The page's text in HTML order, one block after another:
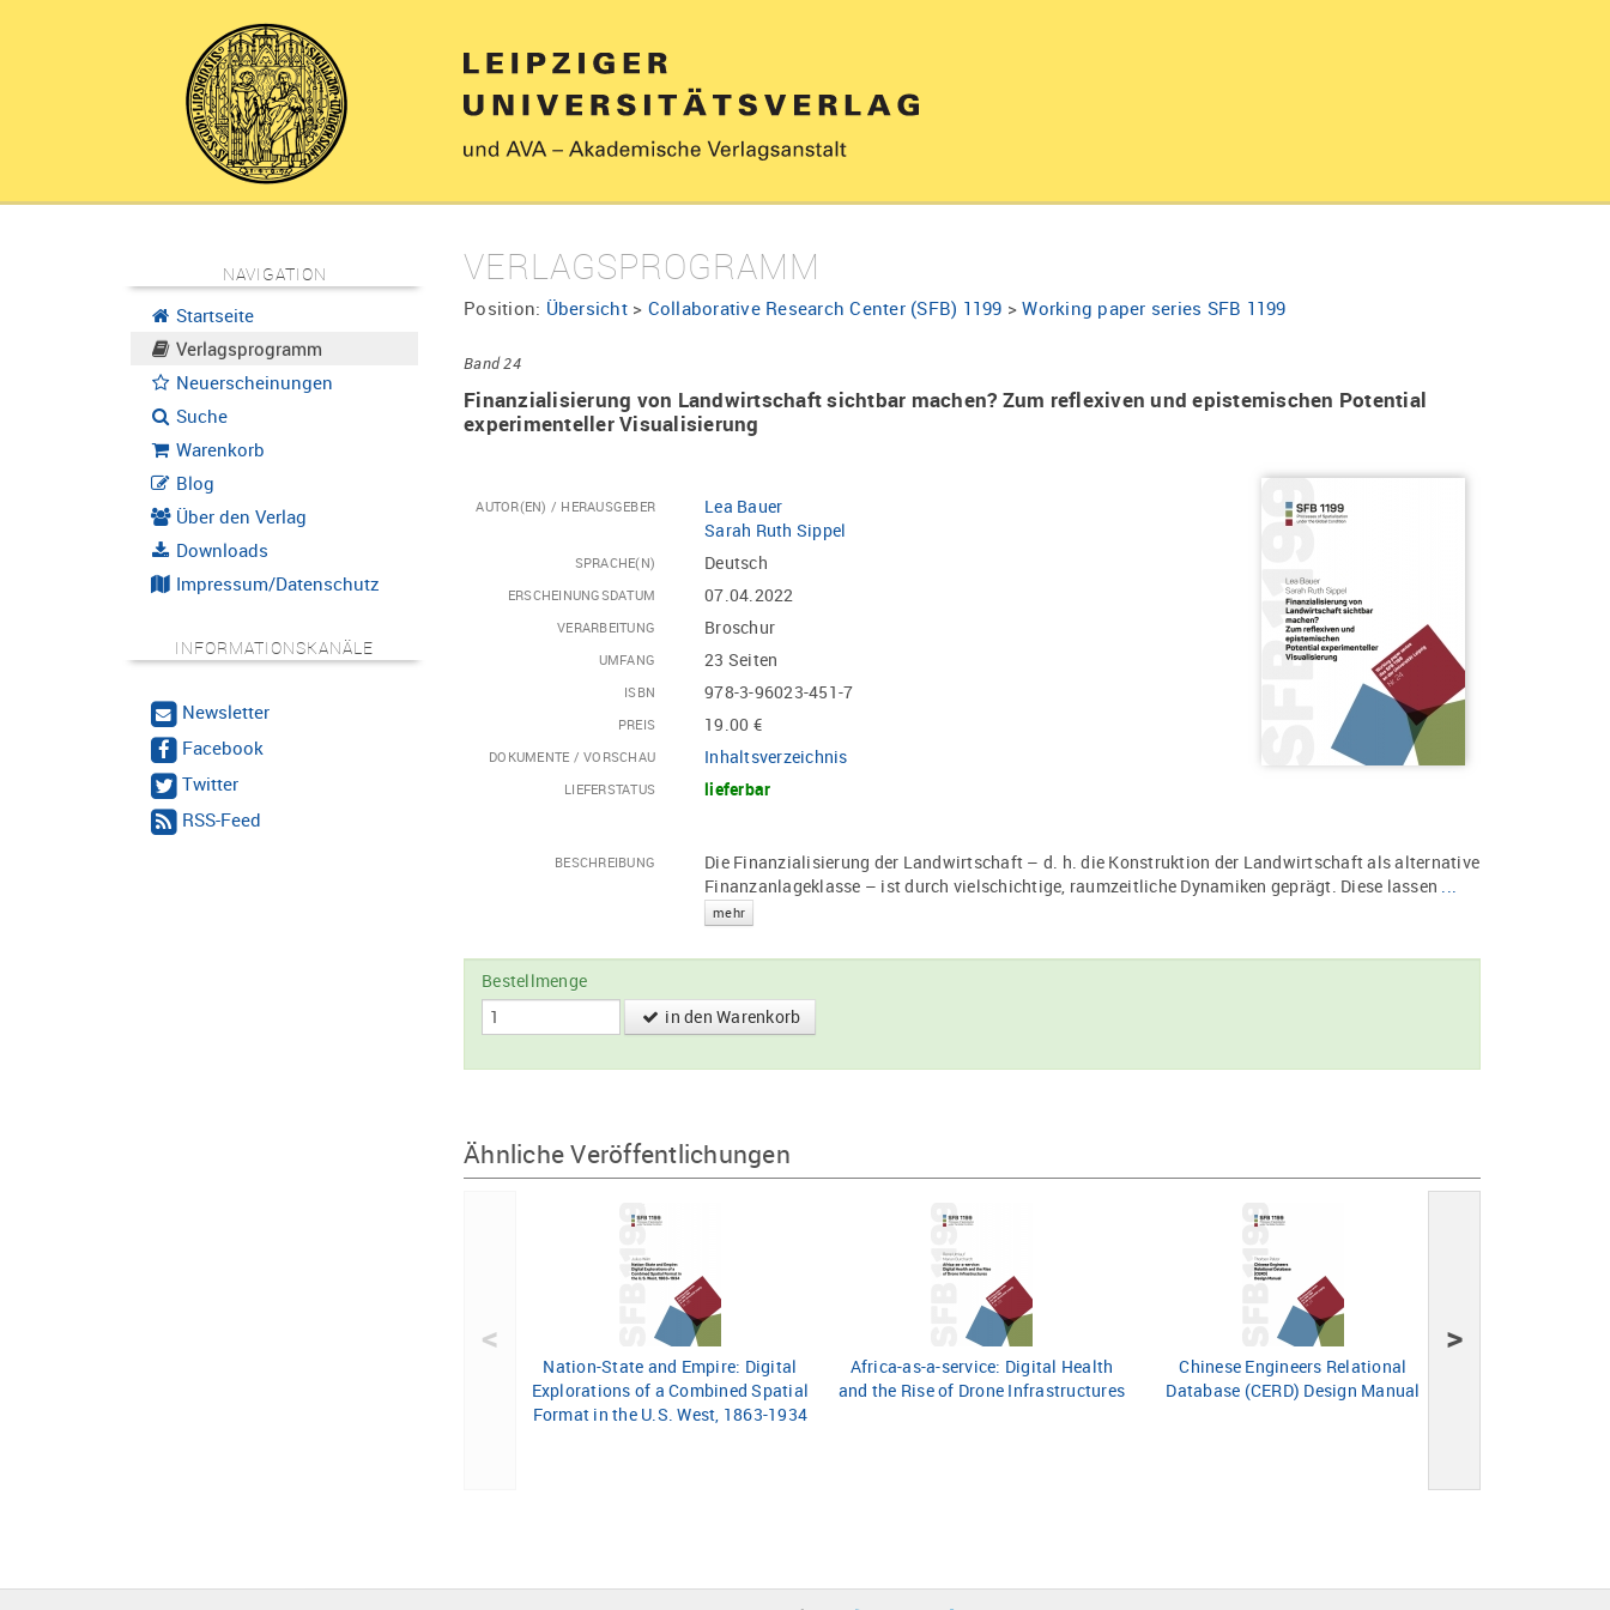
NAVIGATION
Startseite
Verlagsprogramm
Neuerscheinungen
Suche
Warenkorb
Blog
Über den Verlag
Downloads
Impressum/Datenschutz
INFORMATIONSKANÄLE
Newsletter
Facebook
Twitter
RSS-Feed
VERLAGSPROGRAMM
Position: Übersicht> Collaborative Research Center (SFB) 1199 >Working paper series SFB 1199
Band 24
Finanzialisierung von Landwirtschaft sichtbar machen? Zum reflexiven und epistemischen Potential
experimenteller Visualisierung
AUTOR(EN) / HERAUSGEBER
Lea Bauer
Sarah Ruth Sippel
SPRACHE(N) Deutsch
ERSCHEINUNGSDATUM 07.04.2022
VERARBEITUNG Broschur
UMFANG 23 Seiten
ISBN 978-3-96023-451-7
PREIS 19.00 €
DOKUMENTE / VORSCHAU Inhaltsverzeichnis
LIEFERSTATUS lieferbar
BESCHREIBUNG
Die Finanzialisierung der Landwirtschaft – d. h. die Konstruktion der Landwirtschaft als alternative
Finanzanlageklasse – ist durch vielschichtige, raumzeitliche Dynamiken geprägt. Diese lassen ...
mehr
Bestellmenge
in den Warenkorb
Ähnliche Veröffentlichungen
Nation-State and Empire: Digital
Explorations of a Combined Spatial
Format in the U.S. West, 1863-1934
Africa-as-a-service: Digital Health
and the Rise of Drone Infrastructures
Chinese Engineers Relational
Database (CERD) Design Manual
< >